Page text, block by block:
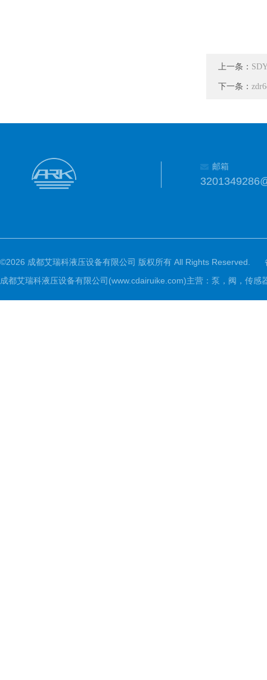
上一条：
下一条：
邮箱
©2026 成都艾瑞科液压设备有限公司 版权所有 All Rights Reserved.
成都艾瑞科液压设备有限公司(www.cdairuike.com)主营：泵，阀，传